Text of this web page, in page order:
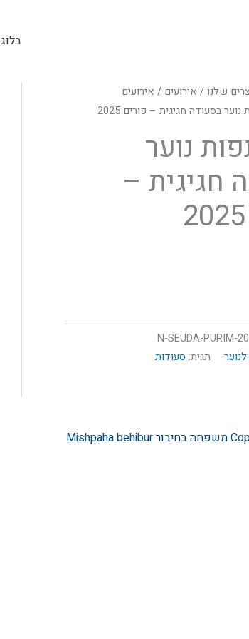
בלוג
שלנו/ אירועים / אירועים
בסעודה חגיגית – פורים 2025
נוער
חגיגית –
תגית: סעודות
משפחה בחיבור